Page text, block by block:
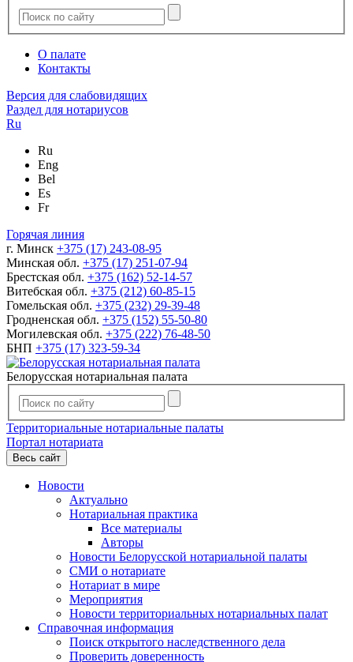
О палате
Контакты
Версия для слабовидящих
Раздел для нотариусов
Ru
Ru
Eng
Bel
Es
Fr
Горячая линия
г. Минск +375 (17) 243-08-95
Минская обл. +375 (17) 251-07-94
Брестская обл. +375 (162) 52-14-57
Витебская обл. +375 (212) 60-85-15
Гомельская обл. +375 (232) 29-39-48
Гродненская обл. +375 (152) 55-50-80
Могилевская обл. +375 (222) 76-48-50
БНП +375 (17) 323-59-34
Белорусская нотариальная палата
Территориальные нотариальные палаты
Портал нотариата
Весь сайт
Новости
Актуально
Нотариальная практика
Все материалы
Авторы
Новости Белорусской нотариальной палаты
СМИ о нотариате
Нотариат в мире
Мероприятия
Новости территориальных нотариальных палат
Справочная информация
Поиск открытого наследственного дела
Проверить доверенность